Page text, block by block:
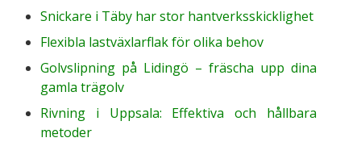
Snickare i Täby har stor hantverksskicklighet
Flexibla lastväxlarflak för olika behov
Golvslipning på Lidingö – fräscha upp dina
gamla trägolv
Rivning i Uppsala: Effektiva och hållbara
metoder